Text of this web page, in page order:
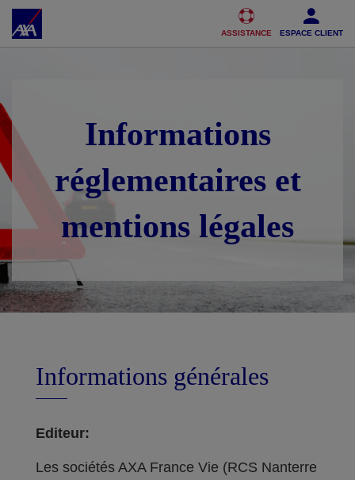
Accéder au Contenu Accéder au Pied de page
ASSISTANCE ESPACE CLIENT
Informations
réglementaires et
mentions légales
Informations générales
Editeur:
Les sociétés AXA France Vie (RCS Nanterre